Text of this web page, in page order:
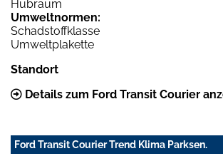
Hubraum
Umweltnormen:
Schadstoffklasse
Umweltplakette
Standort
Details zum Ford Transit Courier
Ford Transit Courier Trend Klima Parksen.